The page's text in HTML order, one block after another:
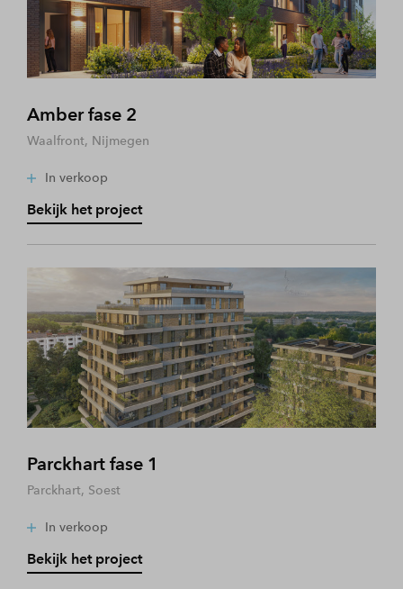
Amber fase 2
Waalfront, Nijmegen
In verkoop
Bekijk het project
Parckhart fase 1
Parckhart, Soest
In verkoop
Bekijk het project